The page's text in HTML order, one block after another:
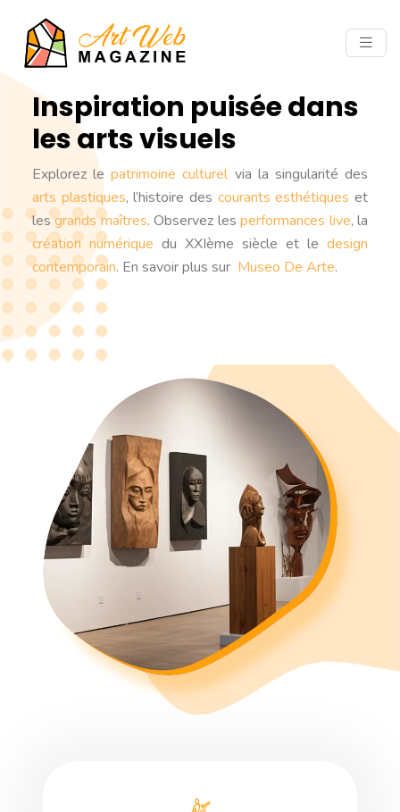
Inspiration puisée dans
les arts visuels
Explorez lepatrimoine culturel via la singularité des
arts plastiques, l’histoire des courants esthétiques et
lesgrands maîtres. Observez lesperformances live, la
création numérique du XXIème siècle et ledesign
contemporain. En savoir plus sur Museo De Arte.